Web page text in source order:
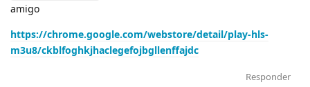
amigo
https://chrome.google.com/webstore/detail/play-hls-
m3u8/ckblfoghkjhaclegefojbgllenffajdc
Responder